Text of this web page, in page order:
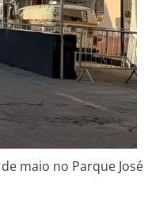
maio no Parque José